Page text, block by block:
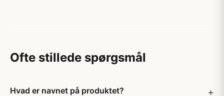
Ofte stillede spørgsmål
Hvad er navnet på produktet?